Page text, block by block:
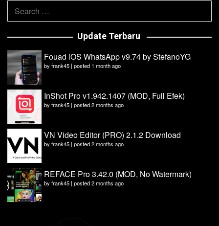
Search
for:
Update Terbaru
Fouad iOS WhatsApp v9.74 by StefanoYG
byfrank45 | posted 1 month ago
InShot Pro v1.942.1407 (MOD, Full Efek)
byfrank45 | posted 2 months ago
VN Video Editor (PRO) 2.1.2 Download
byfrank45 | posted 2 months ago
REFACE Pro 3.42.0 (MOD, No Watermark)
byfrank45 | posted 2 months ago